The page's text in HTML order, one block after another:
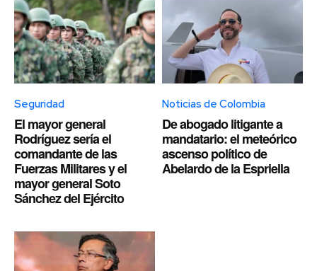
Seguridad
El mayor general
Rodríguez sería el
comandante de las
Fuerzas Militares y el
mayor general Soto
Sánchez del Ejército
Noticias de Colombia
De abogado litigante a
mandatario: el meteórico
ascenso político de
Abelardo de la Espriella